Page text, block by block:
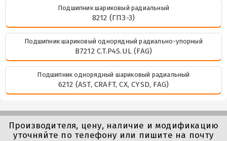
Подшипник шариковый радиальный
8212 (ГПЗ-3)
Подшипник шариковый однорядный радиально-упорный
B7212 C.T.P4S.UL (FAG)
Подшипник однорядный шариковый радиальный
6212 (AST, CRAFT, CX, CYSD, FAG)
Производителя, цену, наличие и модификацию
уточняйте по телефону или пишите на почту